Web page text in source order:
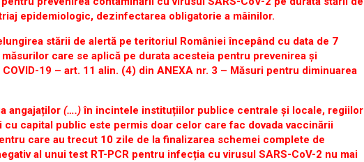
epidemiologic, dezinfectarea obligatorie a mâinilor.
stării de alertă pe teritoriul României începând cu data de 7
care se aplică pe durata acesteia pentru prevenirea și
19 – art. 11 alin. (4) din ANEXA nr. 3 – Măsuri pentru diminuarea
angajaților (….)în incintele instituțiilor publice centrale și locale, regiilor
capital public este permis doar celor care fac dovada vaccinării
care au trecut 10 zile de la finalizarea schemei complete de
al unui test RT-PCR pentru infecția cu virusul SARS-CoV-2 nu mai